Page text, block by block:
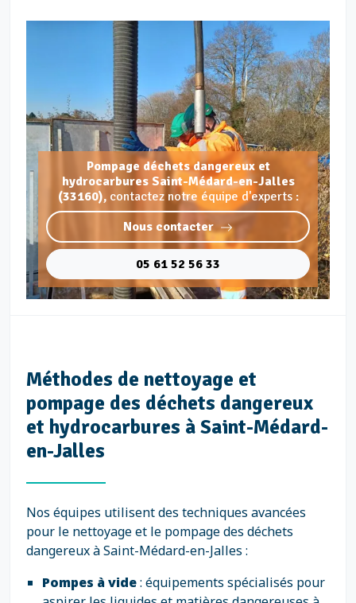
Pompage déchets dangereux et
hydrocarbures Saint-Médard-en-Jalles
(33160), contactez notre équipe d'experts :
Nous contacter
05 61 52 56 33
Méthodes de nettoyage et
pompage des déchets dangereux
et hydrocarbures à Saint-Médard-
en-Jalles
Nos équipes utilisent des techniques avancées
pour le nettoyage et le pompage des déchets
dangereux à Saint-Médard-en-Jalles :
Pompes à vide: équipements spécialisés pour